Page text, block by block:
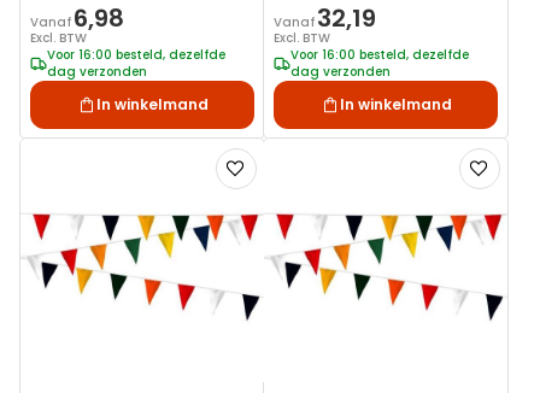
Vanaf 6,98
Excl. BTW
Voor 16:00 besteld, dezelfde
dag verzonden
In winkelmand
Vanaf 32,19
Excl. BTW
Voor 16:00 besteld, dezelfde
dag verzonden
In winkelmand
Voeg
toe
aan
verlanglijst
Voeg
toe
aan